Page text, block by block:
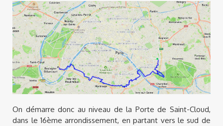
On démarre donc au niveau de la Porte de Saint-Cloud,
dans le 16ème arrondissement, en partant vers le sud de